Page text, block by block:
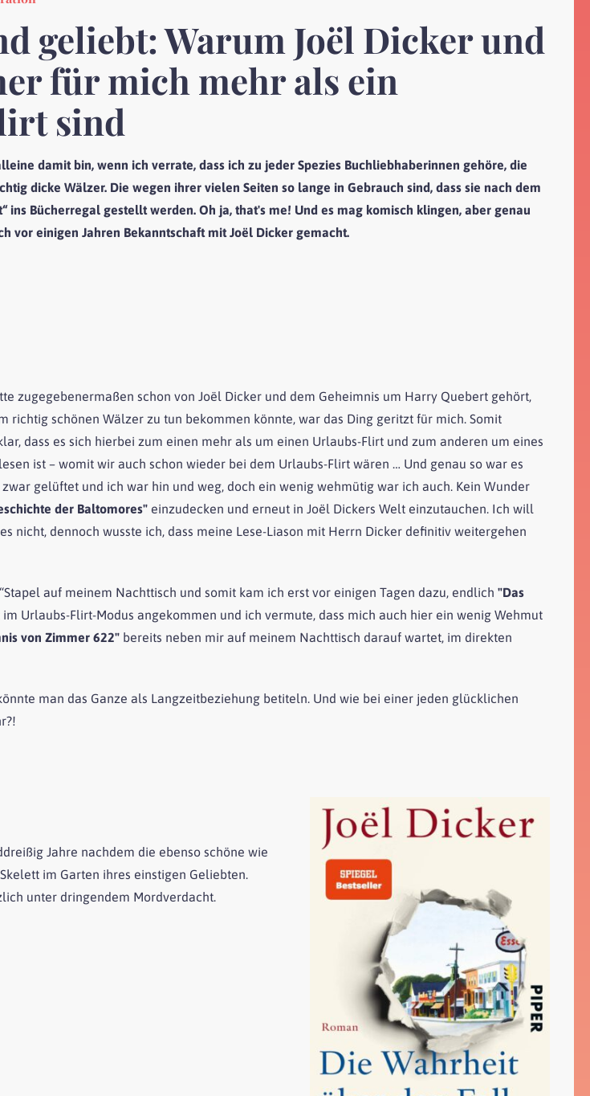
geliebt: Warum Joël Dicker und
für mich mehr als ein
sind
damit bin, wenn ich verrate, dass ich zu jeder Spezies Buchliebhaberinnen gehöre, die
dicke Wälzer. Die wegen ihrer vielen Seiten so lange in Gebrauch sind, dass sie nach dem
ins Bücherregal gestellt werden. Oh ja, that's me! Und es mag komisch klingen, aber genau
vor einigen Jahren Bekanntschaft mit Joël Dicker gemacht.
zugegebenermaßen schon von Joël Dicker und dem Geheimnis um Harry Quebert gehört,
richtig schönen Wälzer zu tun bekommen könnte, war das Ding geritzt für mich. Somit
dass es sich hierbei zum einen mehr als um einen Urlaubs-Flirt und zum anderen um eines
ist – womit wir auch schon wieder bei dem Urlaubs-Flirt wären … Und genau so war es
gelüftet und ich war hin und weg, doch ein wenig wehmütig war ich auch. Kein Wunder
der Baltomores" einzudecken und erneut in Joël Dickers Welt einzutauchen. Ich will
nicht, dennoch wusste ich, dass meine Lese-Liason mit Herrn Dicker definitiv weitergehen
auf meinem Nachttisch und somit kam ich erst vor einigen Tagen dazu, endlich "Das
Urlaubs-Flirt-Modus angekommen und ich vermute, dass mich auch hier ein wenig Wehmut
von Zimmer 622" bereits neben mir auf meinem Nachttisch darauf wartet, im direkten
man das Ganze als Langzeitbeziehung betiteln. Und wie bei einer jeden glücklichen
Jahre nachdem die ebenso schöne wie
im Garten ihres einstigen Geliebten.
unter dringendem Mordverdacht.